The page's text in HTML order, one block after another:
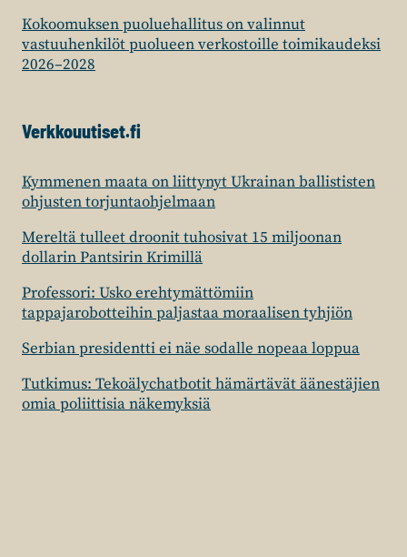
Kokoomuksen puoluehallitus on valinnut
vastuuhenkilöt puolueen verkostoille toimikaudeksi
2026–2028
Verkkouutiset.fi
Kymmenen maata on liittynyt Ukrainan ballististen
ohjusten torjuntaohjelmaan
Mereltä tulleet droonit tuhosivat 15 miljoonan
dollarin Pantsirin Krimillä
Professori: Usko erehtymättömiin
tappajarobotteihin paljastaa moraalisen tyhjiön
Serbian presidentti ei näe sodalle nopeaa loppua
Tutkimus: Tekoälychatbotit hämärtävät äänestäjien
omia poliittisia näkemyksiä